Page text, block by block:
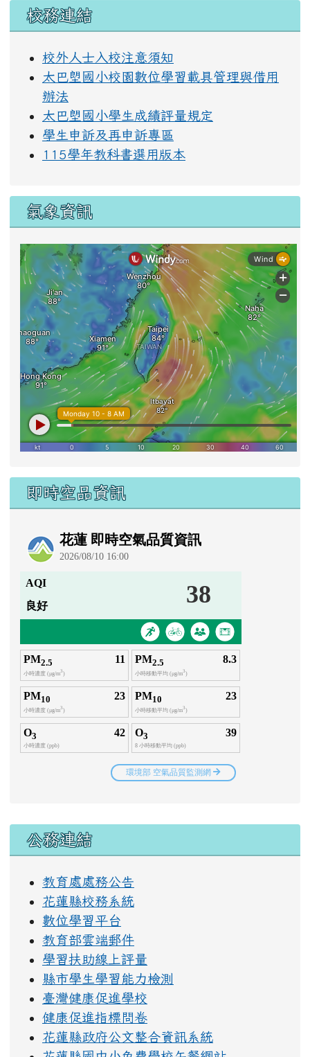
左邊區域內容
校務連結
校外人士入校注意須知
太巴塱國小校園數位學習載具管理與借用
辦法
太巴塱國小學生成績評量規定
學生申訴及再申訴專區
115學年教科書選用版本
氣象資訊
即時空品資訊
右邊區域內容
公務連結
教育處處務公告
花蓮縣校務系統
數位學習平台
教育部雲端郵件
學習扶助線上評量
縣市學生學習能力檢測
臺灣健康促進學校
健康促進指標問卷
花蓮縣政府公文整合資訊系統